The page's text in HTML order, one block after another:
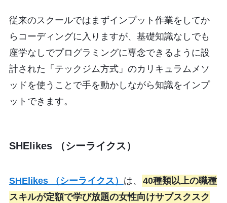
従来のスクールではまずインプット作業をしてか
らコーディングに入りますが、基礎知識なしでも
座学なしでプログラミングに専念できるように設
計された「テックジム方式」のカリキュラムメソ
ッドを使うことで手を動かしながら知識をインプ
ットできます。
SHElikes （シーライクス）
SHElikes （シーライクス） は、
40種類以上の職種
スキルが定額で学び放題の女性向けサブスクスク